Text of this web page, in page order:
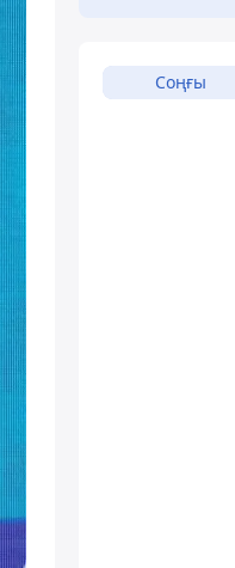
Соңғы